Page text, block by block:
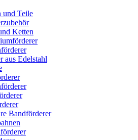
und Teile
Ketten
aus Edelstahl
Bandförderer